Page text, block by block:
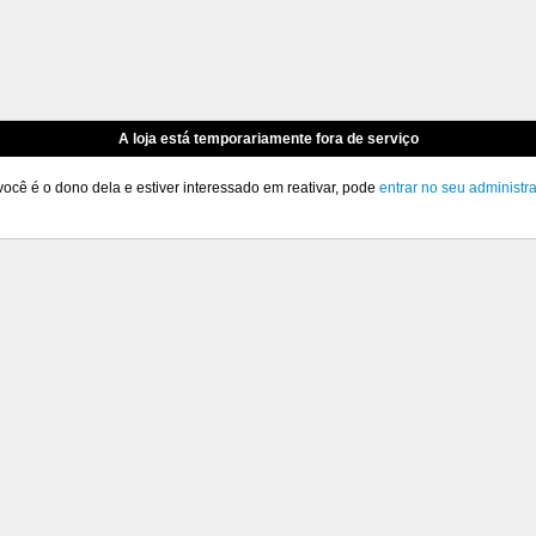
A loja está temporariamente fora de serviço
é o dono dela e estiver interessado em reativar, pode entrar no seu